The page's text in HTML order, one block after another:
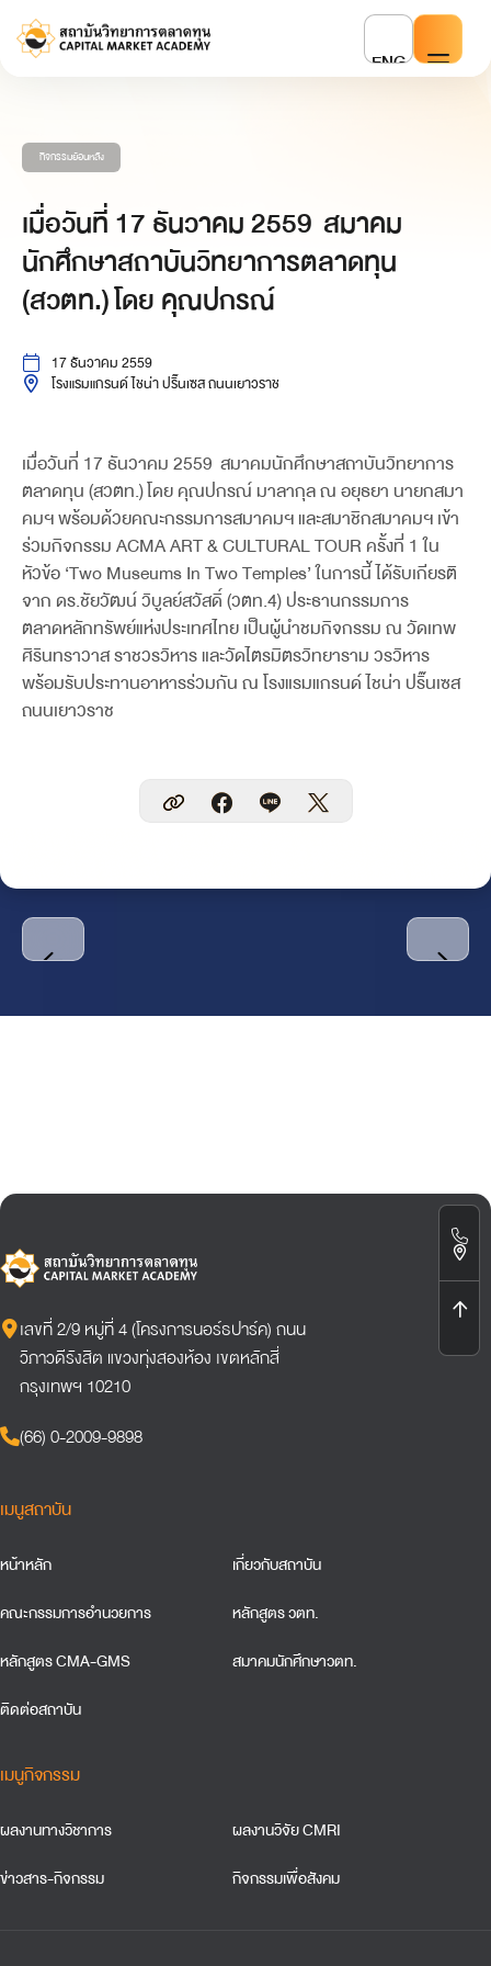
ENG
กิจกรรมย้อนหลัง
เมื่อวันที่ 17 ธันวาคม 2559 สมาคม
นักศึกษาสถาบันวิทยาการตลาดทุน
(สวตท.) โดย คุณปกรณ์
17 ธันวาคม 2559
โรงแรมแกรนด์ ไชน่า ปริ๊นเซส ถนนเยาวราช
เมื่อวันที่ 17 ธันวาคม 2559 สมาคมนักศึกษาสถาบันวิทยาการ
ตลาดทุน (สวตท.) โดย คุณปกรณ์ มาลากุล ณ อยุธยา นายกสมา
คมฯ พร้อมด้วยคณะกรรมการสมาคมฯ และสมาชิกสมาคมฯ เข้า
ร่วมกิจกรรม ACMA ART & CULTURAL TOUR ครั้งที่ 1 ใน
หัวข้อ ‘Two Museums In Two Temples’ ในการนี้ ได้รับเกียรติ
จาก ดร.ชัยวัฒน์ วิบูลย์สวัสดิ์ (วตท.4) ประธานกรรมการ
ตลาดหลักทรัพย์แห่งประเทศไทย เป็นผู้นำชมกิจกรรม ณ วัดเทพ
ศิรินทราวาส ราชวรวิหาร และวัดไตรมิตรวิทยาราม วรวิหาร
พร้อมรับประทานอาหารร่วมกัน ณ โรงแรมแกรนด์ ไชน่า ปริ๊นเซส
ถนนเยาวราช
เลขที่ 2/9 หมู่ที่ 4 (โครงการนอร์ธปาร์ค) ถนน
วิภาวดีรังสิต แขวงทุ่งสองห้อง เขตหลักสี่
กรุงเทพฯ 10210
(66) 0-2009-9898
เมนูสถาบัน
หน้าหลัก
เกี่ยวกับสถาบัน
คณะกรรมการอำนวยการ
หลักสูตร วตท.
หลักสูตร CMA-GMS
สมาคมนักศึกษาวตท.
ติดต่อสถาบัน
เมนูกิจกรรม
ผลงานทางวิชาการ
ผลงานวิจัย CMRI
ข่าวสาร-กิจกรรม
กิจกรรมเพื่อสังคม